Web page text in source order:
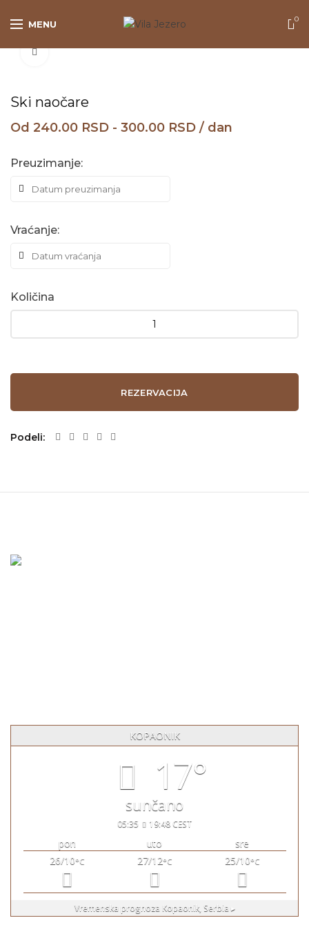
MENU 0
Ski naočare
Od 240.00 RSD - 300.00 RSD / dan
Preuzimanje:
Vraćanje:
Količina
REZERVACIJA
Podeli
KOPAONIK
17°
sunčano
05:35 19:48 CEST
pon uto
sre
26/10°C 27/12°C 25/10°C
Vremenska prognoza Kopaonik, Serbia ▸